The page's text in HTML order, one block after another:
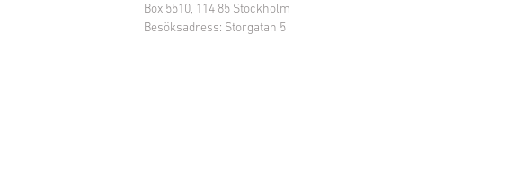
Box 5510, 114 85 Stockholm
Besöksadress: Storgatan 5